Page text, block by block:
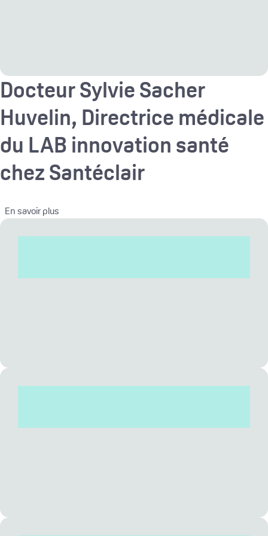
Docteur Sylvie Sacher
Huvelin, Directrice médicale
du LAB innovation santé
chez Santéclair
En savoir plus